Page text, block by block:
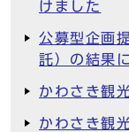
けました
公募型企画
託）の結果
かわさき観
かわさき観